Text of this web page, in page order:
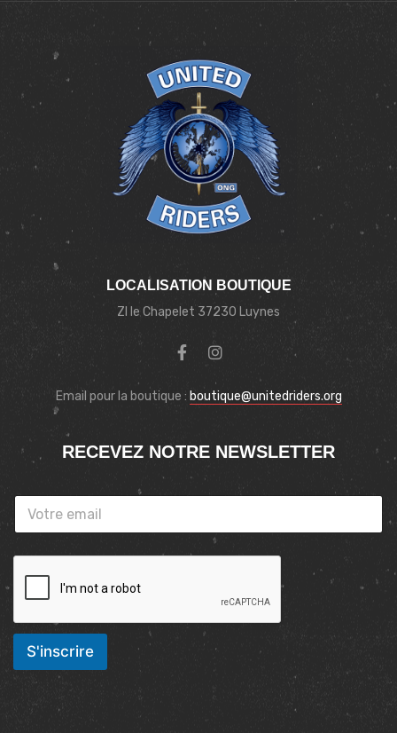
LOCALISATION BOUTIQUE
ZI le Chapelet 37230 Luynes
Email pour la boutique : boutique@unitedriders.org
RECEVEZ NOTRE NEWSLETTER
S'inscrire